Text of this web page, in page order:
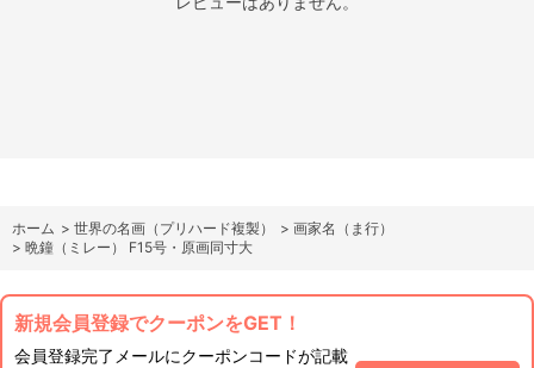
ホーム > 世界の名画（プリハード複製） > 画家名（ま行）
> 晩鐘（ミレー） F15号・原画同寸大
新規会員登録でクーポンをGET！
会員登録完了メールにクーポンコードが記載